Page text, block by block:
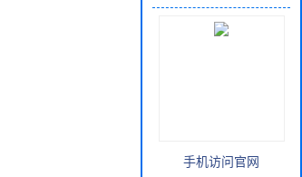
手机访问官网